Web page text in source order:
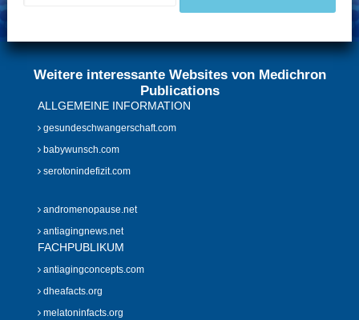
Weitere interessante Websites von Medichron
Publications
ALLGEMEINE INFORMATION
gesundeschwangerschaft.com
babywunsch.com
serotonindefizit.com
andromenopause.net
antiagingnews.net
FACHPUBLIKUM
antiagingconcepts.com
dheafacts.org
melatoninfacts.org